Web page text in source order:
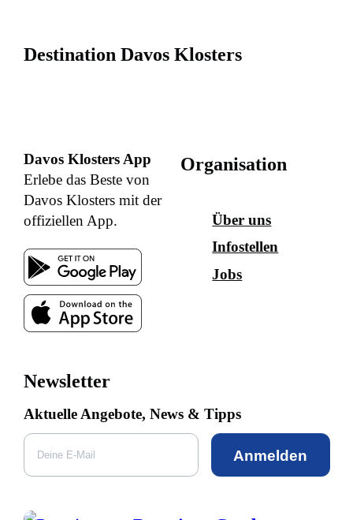
Destination Davos Klosters
Davos Klosters App
Erlebe das Beste von
Davos Klosters mit der
offiziellen App.
Organisation
Über uns
Infostellen
Jobs
Newsletter
Aktuelle Angebote, News & Tipps
Anmelden